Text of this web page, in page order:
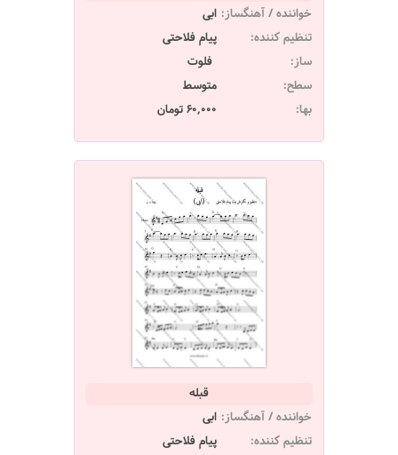
خواننده / آهنگساز: ابی
تنظیم کننده:
پیام فلاحتی
ساز:
فلوت
سطح:
متوسط
بها:
60,000 تومان
قبله
خواننده / آهنگساز: ابی
تنظیم کننده:
پیام فلاحتی